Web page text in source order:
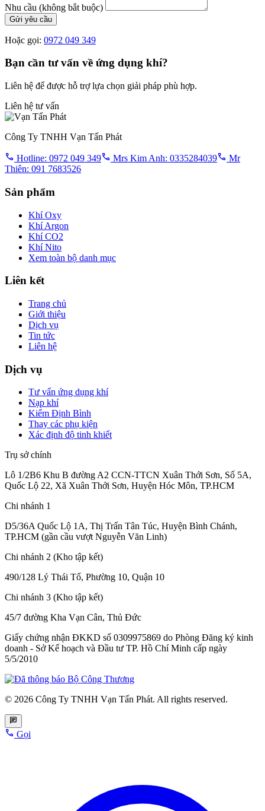
Nhu cầu (không bắt buộc)
Gửi yêu cầu
Hoặc gọi: 0972 049 349
Bạn cần tư vấn về ứng dụng khí?
Liên hệ để được hỗ trợ lựa chọn giải pháp phù hợp.
Liên hệ tư vấn
Công Ty TNHH Vạn Tấn Phát
Hotline: 0972 049 349 Mrs Kim Anh: 0335284039
Mr
Thiên: 091 7683526
Sản phẩm
Khí Oxy
Khí Argon
Khí CO2
Khí Nito
Xem toàn bộ danh mục
Liên kết
Trang chủ
Giới thiệu
Dịch vụ
Tin tức
Liên hệ
Dịch vụ
Tư vấn ứng dụng khí
Nạp khí
Kiểm Định Bình
Thay các phụ kiện
Xác định độ tinh khiết
Trụ sở chính
Lô 1/2B6 Khu B đường A2 CCN-TTCN Xuân Thới Sơn, Số 5A,
Quốc Lộ 22, Xã Xuân Thới Sơn, Huyện Hóc Môn, TP.HCM
Chi nhánh 1
D5/36A Quốc Lộ 1A, Thị Trấn Tân Túc, Huyện Bình Chánh,
TP.HCM (gần cầu vượt Nguyễn Văn Linh)
Chi nhánh 2 (Kho tập kết)
490/128 Lý Thái Tổ, Phường 10, Quận 10
Chi nhánh 3 (Kho tập kết)
45/7 đường Kha Vạn Cân, Thủ Đức
Giấy chứng nhận ĐKKD số 0309975869 do Phòng Đăng ký kinh
doanh - Sở Kế hoạch và Đầu tư TP. Hồ Chí Minh cấp ngày
5/5/2010
© 2026 Công Ty TNHH Vạn Tấn Phát. All rights reserved.
Gọi